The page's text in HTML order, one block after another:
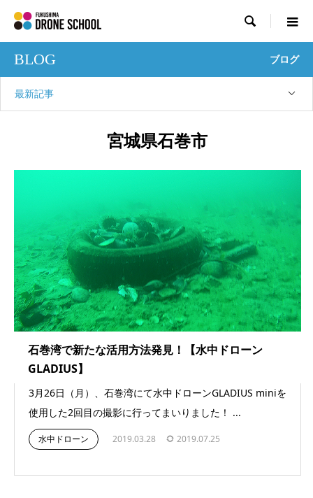

BLOG ブログ
最新記事
宮城県石巻市
石巻湾で新たな活用方法発見！【水中ドローン
GLADIUS】
3月26日（月）、石巻湾にて水中ドローンGLADIUS miniを
使用した2回目の撮影に行ってまいりました！ ...
水中ドローン 2019.03.28 2019.07.25